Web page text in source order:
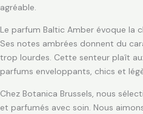
agréable.
Le parfum Baltic Amber évoque la
Ses notes ambrées donnent du
trop lourdes. Cette senteur plaît
parfums enveloppants, chics et
Chez Botanica Brussels, nous
et parfumés avec soin. Nous